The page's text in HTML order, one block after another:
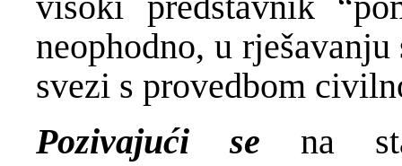
neophodno, u
svezi s provedbom
Pozivajući se na